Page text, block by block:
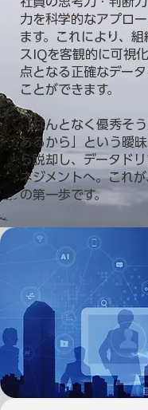
力を科学的なアプロ
ます。これにより、
スIQを客観的に可視
点となる正確なデー
ことができます。
「なんとなく優秀そ
あるから」という曖
ら脱却し、データド
ネジメントへ。これ
の第一歩です。